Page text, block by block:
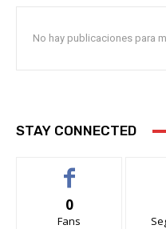
No hay publicaciones para
STAY CONNECTED
0
Fans